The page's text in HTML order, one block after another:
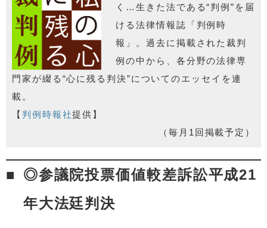
く…生きた法である“判例”を届
ける法律情報誌「判例時
報」。過去に掲載された裁判
例の中から、各分野の法律専
門家が綴る“心に残る判決”についてのエッセイを連
載。
【 判例時報社提供】
（毎月1回掲載予定）
◎参議院投票価値較差訴訟平成21
年大法廷判決